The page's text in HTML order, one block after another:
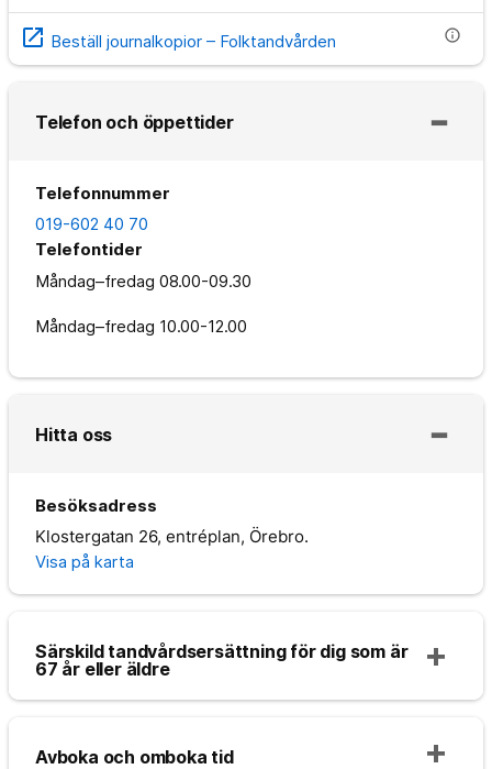
open_in_new Beställ journalkopior – Folktandvården info
Telefon och öppettider
Telefonnummer
019-602 40 70
Telefontider
Måndag–fredag 08.00-09.30
Måndag–fredag 10.00-12.00
Hitta oss
Besöksadress
Klostergatan 26, entréplan, Örebro.
Visa på karta
Särskild tandvårdsersättning för dig som är
67 år eller äldre
Avboka och omboka tid